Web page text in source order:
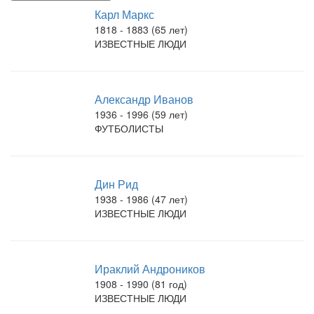
Карл Маркс
1818 - 1883 (65 лет)
ИЗВЕСТНЫЕ ЛЮДИ
Александр Иванов
1936 - 1996 (59 лет)
ФУТБОЛИСТЫ
Дин Рид
1938 - 1986 (47 лет)
ИЗВЕСТНЫЕ ЛЮДИ
Ираклий Андроников
1908 - 1990 (81 год)
ИЗВЕСТНЫЕ ЛЮДИ